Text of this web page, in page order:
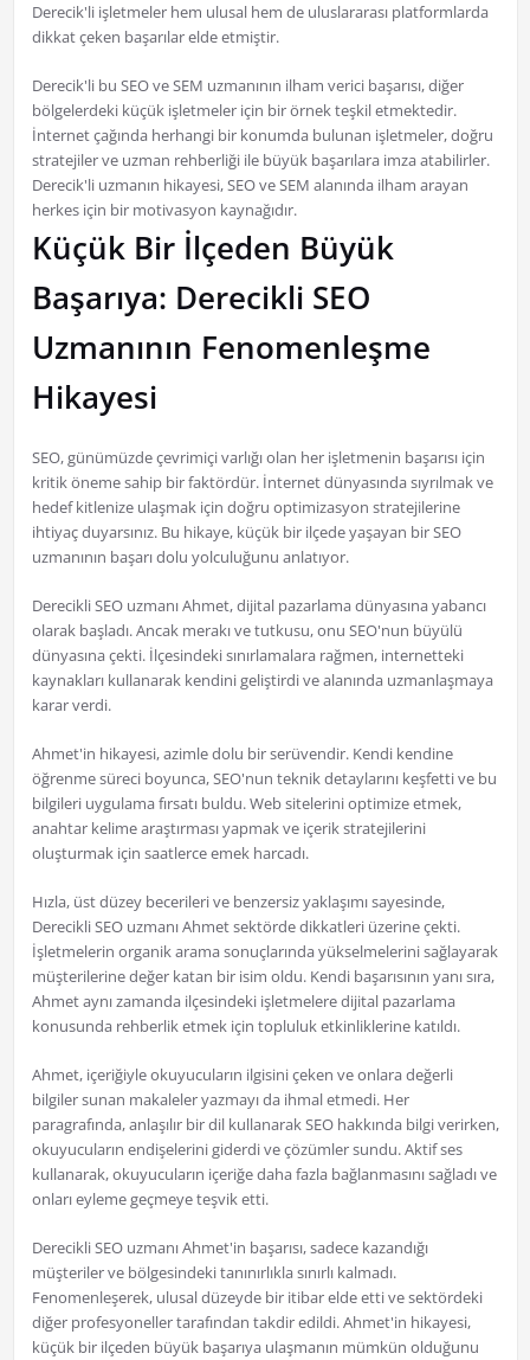
Derecik'li işletmeler hem ulusal hem de uluslararası platformlarda
dikkat çeken başarılar elde etmiştir.
Derecik'li bu SEO ve SEM uzmanının ilham verici başarısı, diğer
bölgelerdeki küçük işletmeler için bir örnek teşkil etmektedir.
İnternet çağında herhangi bir konumda bulunan işletmeler, doğru
stratejiler ve uzman rehberliği ile büyük başarılara imza atabilirler.
Derecik'li uzmanın hikayesi, SEO ve SEM alanında ilham arayan
herkes için bir motivasyon kaynağıdır.
Küçük Bir İlçeden Büyük
Başarıya: Derecikli SEO
Uzmanının Fenomenleşme
Hikayesi
SEO, günümüzde çevrimiçi varlığı olan her işletmenin başarısı için
kritik öneme sahip bir faktördür. İnternet dünyasında sıyrılmak ve
hedef kitlenize ulaşmak için doğru optimizasyon stratejilerine
ihtiyaç duyarsınız. Bu hikaye, küçük bir ilçede yaşayan bir SEO
uzmanının başarı dolu yolculuğunu anlatıyor.
Derecikli SEO uzmanı Ahmet, dijital pazarlama dünyasına yabancı
olarak başladı. Ancak merakı ve tutkusu, onu SEO'nun büyülü
dünyasına çekti. İlçesindeki sınırlamalara rağmen, internetteki
kaynakları kullanarak kendini geliştirdi ve alanında uzmanlaşmaya
karar verdi.
Ahmet'in hikayesi, azimle dolu bir serüvendir. Kendi kendine
öğrenme süreci boyunca, SEO'nun teknik detaylarını keşfetti ve bu
bilgileri uygulama fırsatı buldu. Web sitelerini optimize etmek,
anahtar kelime araştırması yapmak ve içerik stratejilerini
oluşturmak için saatlerce emek harcadı.
Hızla, üst düzey becerileri ve benzersiz yaklaşımı sayesinde,
Derecikli SEO uzmanı Ahmet sektörde dikkatleri üzerine çekti.
İşletmelerin organik arama sonuçlarında yükselmelerini sağlayarak
müşterilerine değer katan bir isim oldu. Kendi başarısının yanı sıra,
Ahmet aynı zamanda ilçesindeki işletmelere dijital pazarlama
konusunda rehberlik etmek için topluluk etkinliklerine katıldı.
Ahmet, içeriğiyle okuyucuların ilgisini çeken ve onlara değerli
bilgiler sunan makaleler yazmayı da ihmal etmedi. Her
paragrafında, anlaşılır bir dil kullanarak SEO hakkında bilgi verirken,
okuyucuların endişelerini giderdi ve çözümler sundu. Aktif ses
kullanarak, okuyucuların içeriğe daha fazla bağlanmasını sağladı ve
onları eyleme geçmeye teşvik etti.
Derecikli SEO uzmanı Ahmet'in başarısı, sadece kazandığı
müşteriler ve bölgesindeki tanınırlıkla sınırlı kalmadı.
Fenomenleşerek, ulusal düzeyde bir itibar elde etti ve sektördeki
diğer profesyoneller tarafından takdir edildi. Ahmet'in hikayesi,
küçük bir ilçeden büyük başarıya ulaşmanın mümkün olduğunu